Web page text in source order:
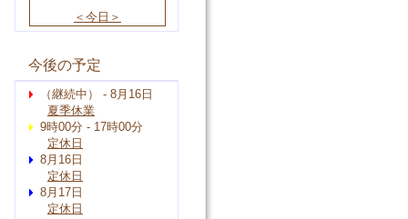
＜今日＞
今後の予定
（継続中） - 8月16日
夏季休業
9時00分 - 17時00分
定休日
8月16日
定休日
8月17日
定休日